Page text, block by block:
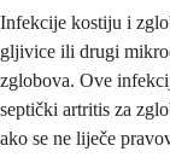
Infekcije kostiju i
gljivice ili drugi
zglobova. Ove
septički artritis za
ako se ne liječe